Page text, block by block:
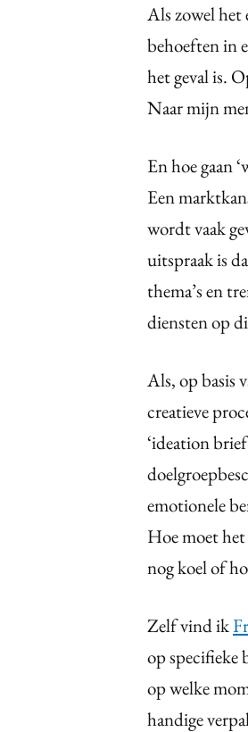
Als zowel het
behoeften in
het geval is.
Naar mijn
En hoe gaan
Een
wordt vaak
uitspraak is
thema’s en
diensten op
Als, op basis
creatieve
‘ideation
emotionele
Hoe moet
nog koel of
Zelf vind ik
op specifieke
op welke
handige